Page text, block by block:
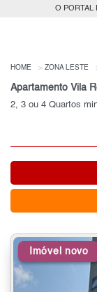
O PORTAL
HOME ZONA LESTE
2, 3 ou 4 Quartos
Imóvel novo